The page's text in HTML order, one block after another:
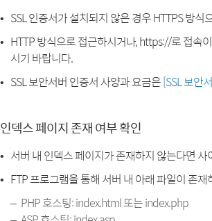
SSL 인증서가 설치되지 않은 경우 HTTPS 방식
HTTP 방식으로 접근하시거나, https://로 접속
시기 바랍니다.
SSL 보안서버 인증서 사양과 요금은[SSL 보안
인덱스 페이지 존재 여부 확인
서버 내 인덱스 페이지가 존재하지 않는다면
FTP 프로그램을 통해 서버 내 아래 파일이 존
PHP 호스팅: index.html 또는 index.php